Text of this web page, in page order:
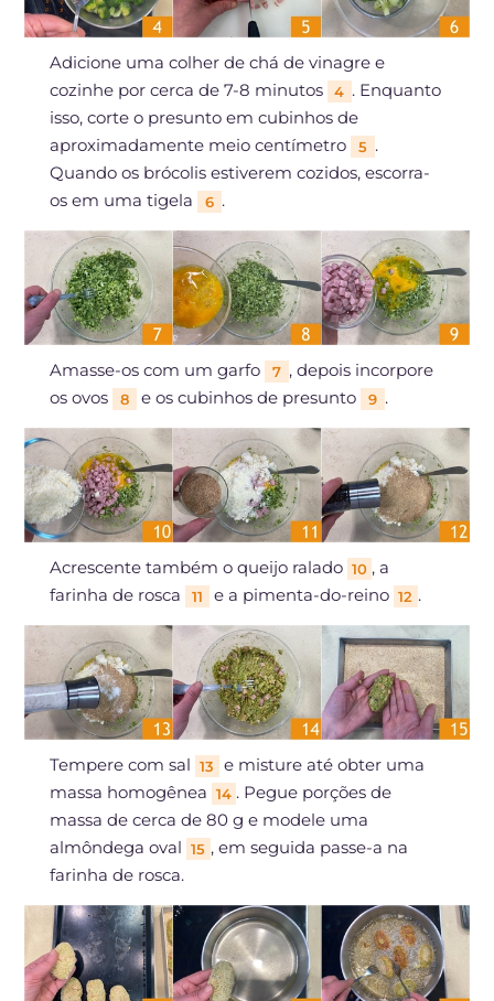
Adicione uma colher de chá de vinagre e
cozinhe por cerca de 7-8 minutos
4 . Enquanto
isso, corte o presunto em cubinhos de
aproximadamente meio centímetro
5 .
Quando os brócolis estiverem cozidos, escorra-
os em uma tigela
6 .
Amasse-os com um garfo 7 , depois incorpore
os ovos
8 e os cubinhos de presunto 9 .
Acrescente também o queijo ralado 10 , a
farinha de rosca
11 e a pimenta-do-reino 12 .
Tempere com sal 13
e misture até obter uma
massa homogênea 14 . Pegue porções de
massa de cerca de 80 g e modele uma
almôndega oval 15 , em seguida passe-a na
farinha de rosca.